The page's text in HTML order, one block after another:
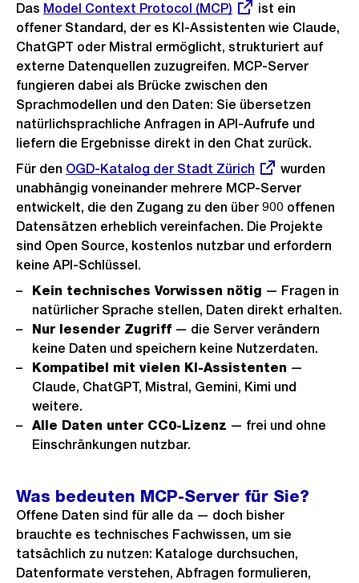
Das Externer
Link:
Model Context Protocol (MCP)
ist ein
offener Standard, der es KI-Assistenten wie Claude,
ChatGPT oder Mistral ermöglicht, strukturiert auf
externe Datenquellen zuzugreifen. MCP-Server
fungieren dabei als Brücke zwischen den
Sprachmodellen und den Daten: Sie übersetzen
natürlichsprachliche Anfragen in API-Aufrufe und
liefern die Ergebnisse direkt in den Chat zurück.
Für den Externer
Link:
OGD-Katalog der Stadt Zürich
wurden
unabhängig voneinander mehrere MCP-Server
entwickelt, die den Zugang zu den über 900 offenen
Datensätzen erheblich vereinfachen. Die Projekte
sind Open Source, kostenlos nutzbar und erfordern
keine API-Schlüssel.
Kein technisches Vorwissen nötig — Fragen in
natürlicher Sprache stellen, Daten direkt erhalten.
Nur lesender Zugriff — die Server verändern
keine Daten und speichern keine Nutzerdaten.
Kompatibel mit vielen KI-Assistenten —
Claude, ChatGPT, Mistral, Gemini, Kimi und
weitere.
Alle Daten unter CC0-Lizenz — frei und ohne
Einschränkungen nutzbar.
Was bedeuten MCP-Server für Sie?
Offene Daten sind für alle da — doch bisher
brauchte es technisches Fachwissen, um sie
tatsächlich zu nutzen: Kataloge durchsuchen,
Datenformate verstehen, Abfragen formulieren,